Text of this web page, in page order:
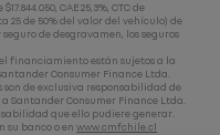
CAE 25,3%, CTC de
25 de 50% del valor del vehículo) de
seguro de desgravamen, los seguros
financiamiento están sujetos a la
Consumer Finance Ltda.
de exclusiva responsabilidad de
Santander Consumer Finance Ltda.
que ello pudiere generar.
su banco o enwww.cmfchile.cl